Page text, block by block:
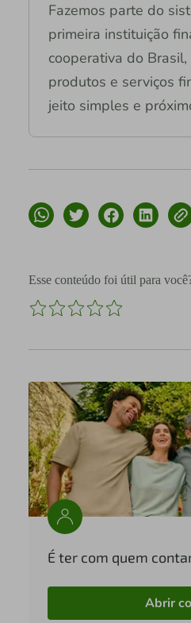
Fazemos parte do
primeira instituição
cooperativa do
produtos e serviços
jeito simples e
Esse conteúdo foi útil para
É ter com quem
Abrir